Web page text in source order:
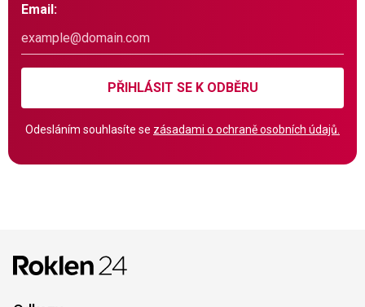
Email:
PŘIHLÁSIT SE K ODBĚRU
Odesláním souhlasíte se zásadami o ochraně osobních údajů.